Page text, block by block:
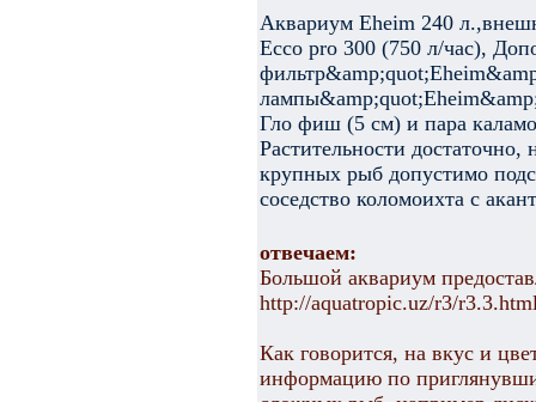
Аквариум Eheim 240
Ecco pro 300 (750 л/час),
Гло фиш (5 см) и пара
Растительности
крупных рыб допустимо
соседство коломоихта с
отвечаем:
Большой аквариум
http://aquatropic.uz/r3/
Как говорится, на вкус и
информацию по